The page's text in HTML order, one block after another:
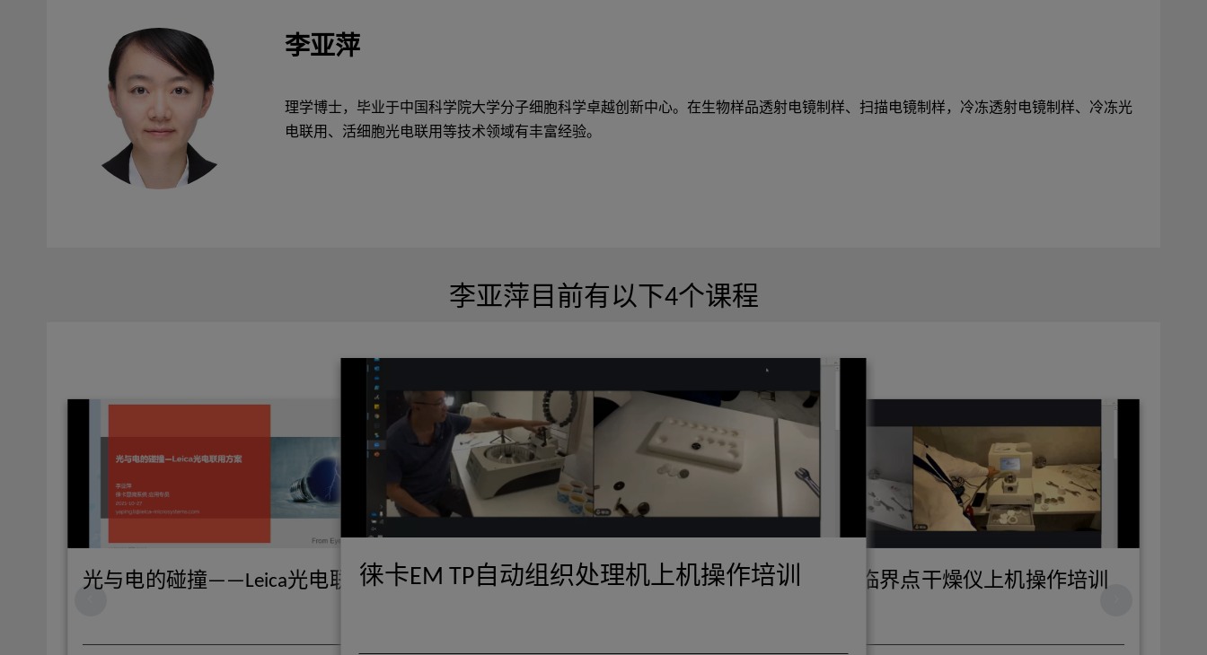
李亚萍
理学博士，毕业于中国科学院大学分子细胞科学卓越创新中心。在生物样品透射电镜制样、扫描电镜制样，冷冻透射电镜制样、冷冻光
电联用、活细胞光电联用等技术领域有丰富经验。
李亚萍目前有以下4个课程
徕卡EM TP自动组织处理机上机操作培训徕卡EM CPD300临界点干燥仪上机操作培训
光与电的碰撞——Leica光电联用方案